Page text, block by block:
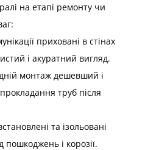
на етапі ремонту чи
приховані в стінах
і акуратний вигляд.
монтаж дешевший і
труб після
та ізольовані
і корозії.